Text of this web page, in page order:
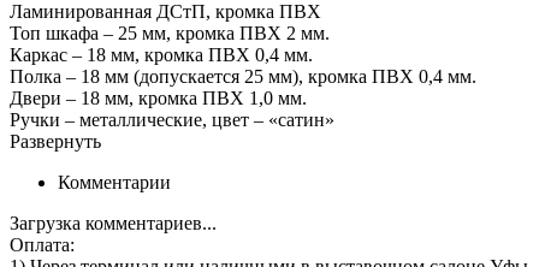
Ламинированная ДСтП, кромка ПВХ
Топ шкафа – 25 мм, кромка ПВХ 2 мм.
Каркас – 18 мм, кромка ПВХ 0,4 мм.
Полка – 18 мм (допускается 25 мм), кромка ПВХ 0,4 мм.
Двери – 18 мм, кромка ПВХ 1,0 мм.
Ручки – металлические, цвет – «сатин»
Развернуть
Комментарии
Загрузка комментариев...
Оплата: